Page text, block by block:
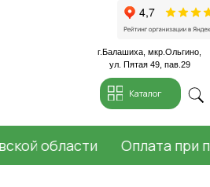
+7 968
29
Каталог
области Оплата при